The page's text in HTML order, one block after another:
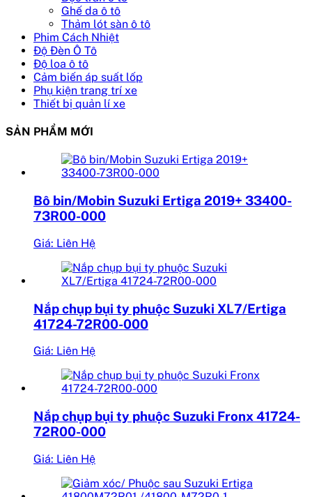
Ghế da ô tô
Thảm lót sàn ô tô
Phim Cách Nhiệt
Độ Đèn Ô Tô
Độ loa ô tô
Cảm biến áp suất lốp
Phụ kiện trang trí xe
Thiết bị quản lí xe
SẢN PHẨM MỚI
Bô bin/Mobin Suzuki Ertiga 2019+ 33400-
73R00-000
Giá: Liên Hệ
Nắp chụp bụi ty phuộc Suzuki XL7/Ertiga
41724-72R00-000
Giá: Liên Hệ
Nắp chụp bụi ty phuộc Suzuki Fronx 41724-
72R00-000
Giá: Liên Hệ